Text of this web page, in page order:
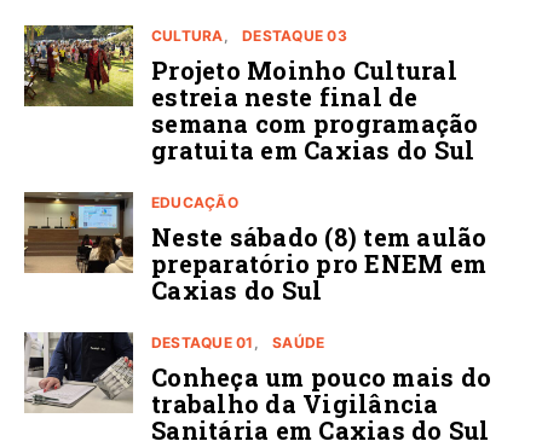
CULTURA DESTAQUE 03
Projeto Moinho Cultural
estreia neste final de
semana com programação
gratuita em Caxias do Sul
EDUCAÇÃO
Neste sábado (8) tem aulão
preparatório pro ENEM em
Caxias do Sul
DESTAQUE 01 SAÚDE
Conheça um pouco mais do
trabalho da Vigilância
Sanitária em Caxias do Sul